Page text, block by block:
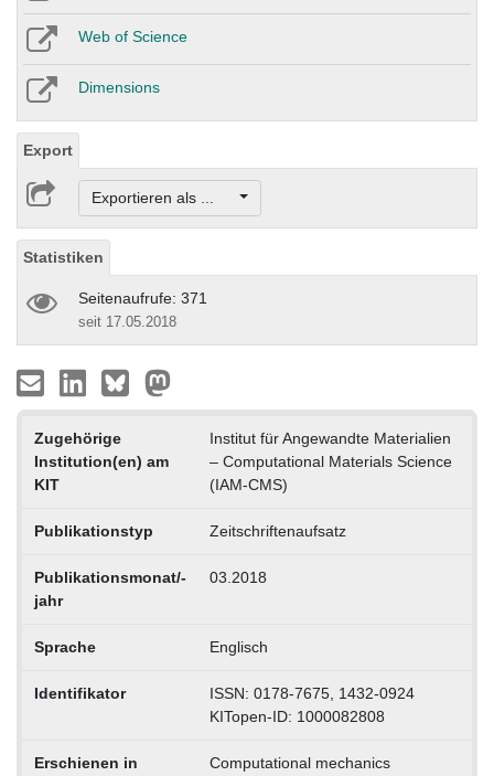
Web of Science
Dimensions
Export
Exportieren als ...
Statistiken
Seitenaufrufe: 371
seit 17.05.2018
Zugehörige
Institution(en) am
KIT
Institut für Angewandte Materialien
– Computational Materials Science
(IAM-CMS)
Publikationstyp Zeitschriftenaufsatz
Publikationsmonat/-
jahr
03.2018
Sprache Englisch
Identifikator
ISSN: 0178-7675, 1432-0924
KITopen-ID: 1000082808
Erschienen in Computational mechanics